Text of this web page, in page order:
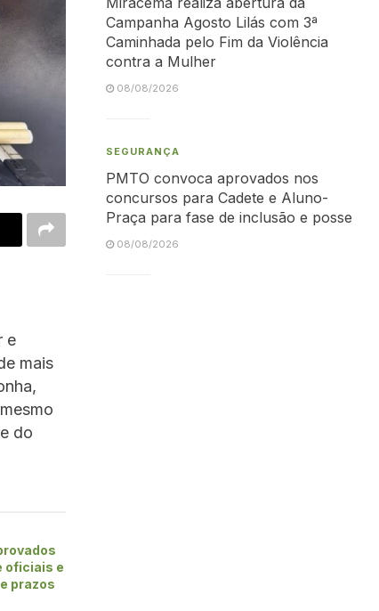
e
mais
do
oficiais e
prazos
Campanha Agosto Lilás com 3ª
Caminhada pelo Fim da Violência
contra a Mulher
08/08/2026
SEGURANÇA
PMTO convoca aprovados nos
concursos para Cadete e Aluno-
Praça para fase de inclusão e posse
08/08/2026